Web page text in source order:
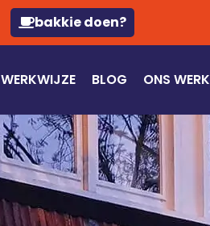
bakkie doen?
WERKWIJZE BLOG ONS WERK